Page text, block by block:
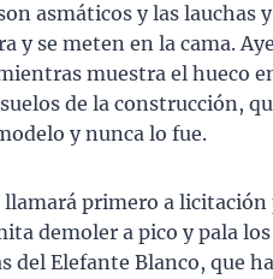
asmáticos y las lauchas
y se meten en la cama.
muestra el hueco
de la construcción,
y nunca lo fue.
primero a licitación
demoler a pico y pala
del Elefante Blanco, que